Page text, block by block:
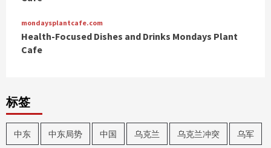
mondaysplantcafe.com
Health-Focused Dishes and Drinks Mondays Plant
Cafe
标签
中东 中东局势 中国 乌克兰 乌克兰冲突 乌军